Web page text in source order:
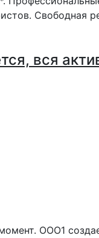
Свободная
вся
ООО1